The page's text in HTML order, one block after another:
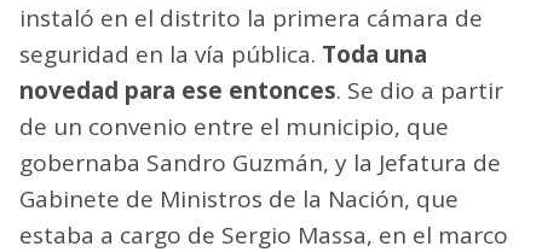
instaló en el distrito la primera cámara de
seguridad en la vía pública. Toda una
novedad para ese entonces. Se dio a partir
de un convenio entre el municipio, que
gobernaba Sandro Guzmán, y la Jefatura de
Gabinete de Ministros de la Nación, que
estaba a cargo de Sergio Massa, en el marco